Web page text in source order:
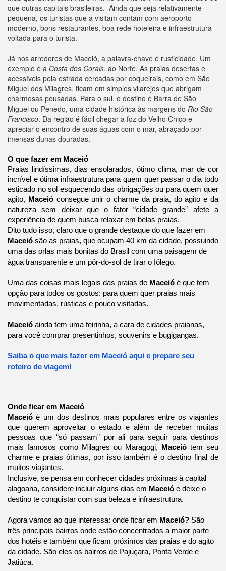
que outras capitais brasileiras. Ainda que seja relativamente
pequena, os turistas que a visitam contam com aeroporto
moderno, bons restaurantes, boa rede hoteleira e infraestrutura
voltada para o turista.
Já nos arredores de Maceió, a palavra-chave é rusticidade. Um
exemplo é a Costa dos Corais, ao Norte. As praias desertas e
acessíveis pela estrada cercadas por coqueirais, como em São
Miguel dos Milagres, ficam em simples vilarejos que abrigam
charmosas pousadas. Para o sul, o destino é Barra de São
Miguel ou Penedo, uma cidade histórica às margens do Rio São
Francisco. Da região é fácil chegar a foz do Velho Chico e
apreciar o encontro de suas águas com o mar, abraçado por
imensas dunas douradas.
O que fazer em Maceió
Praias lindíssimas, dias ensolarados, ótimo clima, mar de cor
incrível e ótima infraestrutura para quem quer passar o dia todo
esticado no sol esquecendo das obrigações ou para quem quer
agito, Maceió consegue unir o charme da praia, do agito e da
natureza sem deixar que o fator “cidade grande” afete a
experiência de quem busca relaxar em belas praias.
Dito tudo isso, claro que o grande destaque do que fazer em
Maceió são as praias, que ocupam 40 km da cidade, possuindo
uma das orlas mais bonitas do Brasil com uma paisagem de
água transparente e um pôr-do-sol de tirar o fôlego.
Uma das coisas mais legais das praias de Maceió é que tem
opção para todos os gostos: para quem quer praias mais
movimentadas, rústicas e pouco visitadas.
Maceió ainda tem uma feirinha, a cara de cidades praianas,
para você comprar presentinhos, souvenirs e bugigangas.
Saiba o que mais fazer em Maceió aqui e prepare seu
roteiro de viagem!
Onde ficar em Maceió
Maceióé um dos destinos mais populares entre os viajantes
que querem aproveitar o estado e além de receber muitas
pessoas que “só passam” por ali para seguir para destinos
mais famosos como Milagres ou Maragogi,
Maceió tem seu
charme e praias ótimas, por isso também é o destino final de
muitos viajantes.
Inclusive, se pensa em conhecer cidades próximas à capital
alagoana, considere incluir alguns dias em Maceió e deixe o
destino te conquistar com sua beleza e infraestrutura.
Agora vamos ao que interessa: onde ficar em Maceió? São
três principais bairros onde estão concentrados a maior parte
dos hotéis e também que ficam próximos das praias e do agito
da cidade. São eles os bairros de Pajuçara, Ponta Verde e
Jatiúca.